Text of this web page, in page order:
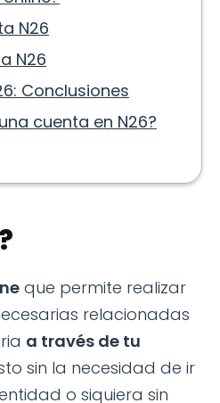
N26
N26
Conclusiones
cuenta en N26?
que permite realizar
relacionadas
a través de tu
sin la necesidad de ir
o siquiera sin